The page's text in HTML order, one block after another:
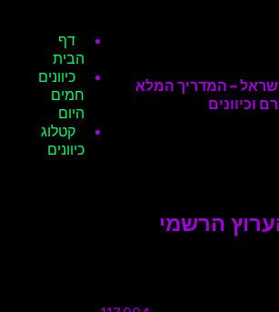
– המדריך המלא
וכיוונים
דף
הבית
כיוונים
חמים
היום
קטלוג
כיוונים
הרשמי